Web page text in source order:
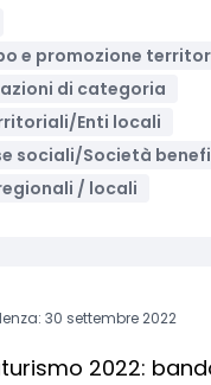
e promozione
di categoria
Enti locali
sociali/Società
/ locali
30 settembre 2022
2022: